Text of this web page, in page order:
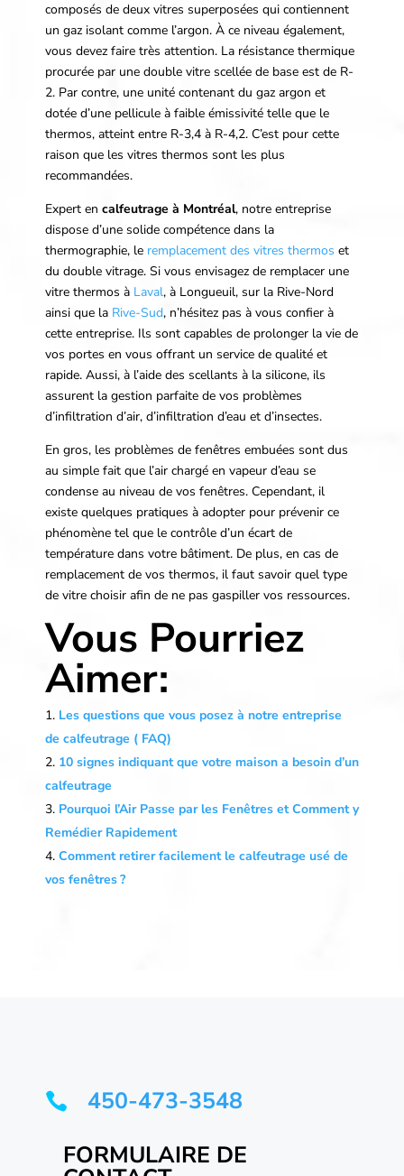
composés de deux vitres superposées qui contiennent
un gaz isolant comme l’argon. À ce niveau également,
vous devez faire très attention. La résistance thermique
procurée par une double vitre scellée de base est de R-
2. Par contre, une unité contenant du gaz argon et
dotée d’une pellicule à faible émissivité telle que le
thermos, atteint entre R-3,4 à R-4,2. C’est pour cette
raison que les vitres thermos sont les plus
recommandées.
Expert en calfeutrage à Montréal, notre entreprise
dispose d’une solide compétence dans la
thermographie, le remplacement des vitres thermos et
du double vitrage. Si vous envisagez de remplacer une
vitre thermos à Laval, à Longueuil, sur la Rive-Nord
ainsi que la Rive-Sud, n’hésitez pas à vous confier à
cette entreprise. Ils sont capables de prolonger la vie de
vos portes en vous offrant un service de qualité et
rapide. Aussi, à l’aide des scellants à la silicone, ils
assurent la gestion parfaite de vos problèmes
d’infiltration d’air, d’infiltration d’eau et d’insectes.
En gros, les problèmes de fenêtres embuées sont dus
au simple fait que l’air chargé en vapeur d’eau se
condense au niveau de vos fenêtres. Cependant, il
existe quelques pratiques à adopter pour prévenir ce
phénomène tel que le contrôle d’un écart de
température dans votre bâtiment. De plus, en cas de
remplacement de vos thermos, il faut savoir quel type
de vitre choisir afin de ne pas gaspiller vos ressources.
Vous Pourriez
Aimer:
Les questions que vous posez à notre entreprise
de calfeutrage ( FAQ)
10 signes indiquant que votre maison a besoin d’un
calfeutrage
Pourquoi l’Air Passe par les Fenêtres et Comment y
Remédier Rapidement
Comment retirer facilement le calfeutrage usé de
vos fenêtres ?

450-473-3548
FORMULAIRE DE